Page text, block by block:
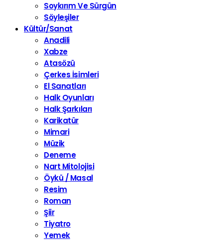
Soykırım Ve Sürgün
Söyleşiler
Kültür/Sanat
Anadili
Xabze
Atasözü
Çerkes İsimleri
El Sanatları
Halk Oyunları
Halk Şarkıları
Karikatür
Mimari
Müzik
Deneme
Nart Mitolojisi
Öykü / Masal
Resim
Roman
Şiir
Tiyatro
Yemek